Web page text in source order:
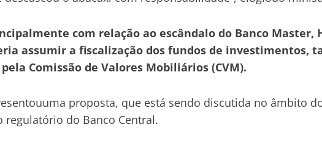
com relação ao escândalo do Banco Master,
assumir a fiscalização dos fundos de investimentos,
Comissão de Valores Mobiliários (CVM).
proposta, que está sendo discutida no âmbito
do Banco Central.